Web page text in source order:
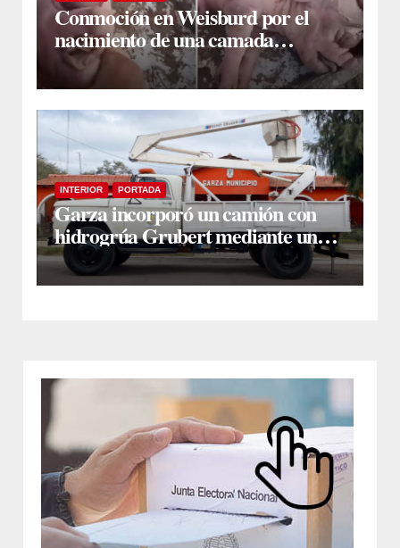
Conmoción en Weisburd por el
nacimiento de una camada
lechones con graves deformaciones
INTERIOR PORTADA
Garza incorporó un camión con
hidrogrúa Grubert mediante una
inversión de $35 millones con
fondos municipales